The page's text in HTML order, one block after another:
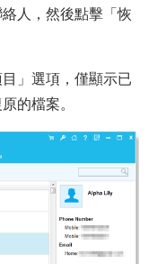
人，然後點擊「恢
」選項，僅顯示已
的檔案。